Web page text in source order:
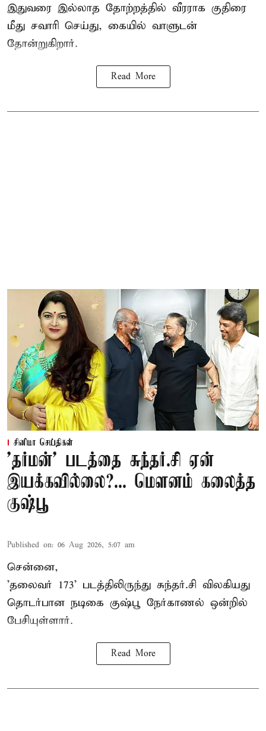
இதுவரை இல்லாத தோற்றத்தில் வீரராக குதிரை
மீது சவாரி செய்து, கையில் வாளுடன்
தோன்றுகிறார்.
Read More
சினிமா செய்திகள்
'தர்மன்' படத்தை சுந்தர்.சி ஏன்
இயக்கவில்லை?... மௌனம் கலைத்த
குஷ்பூ
Published on: 06 Aug 2026, 5:07 am
சென்னை,
'தலைவர் 173' படத்திலிருந்து சுந்தர்.சி விலகியது
தொடர்பான நடிகை குஷ்பூ நேர்காணல் ஒன்றில்
பேசியுள்ளார்.
Read More